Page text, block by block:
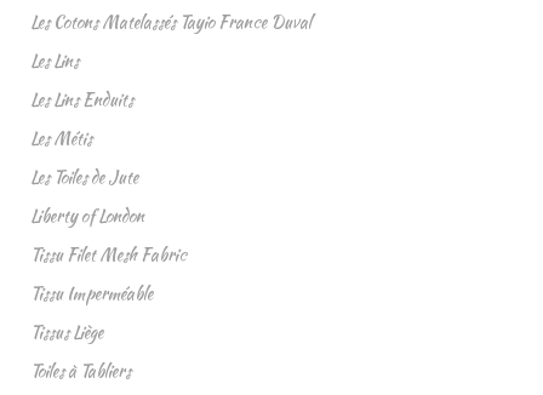
Les Cotons Matelassés Tayio France Duval
Les Lins
Les Lins Enduits
Les Métis
Les Toiles de Jute
Liberty of London
Tissu Filet Mesh Fabric
Tissu Imperméable
Tissus Liège
Toiles à Tabliers